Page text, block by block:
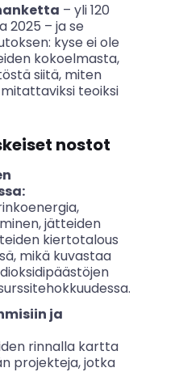
– yli 120
2025 – ja se
kyse ei ole
kokoelmasta,
siitä, miten
teoiksi
nostot
jätteiden
kiertotalous
mikä kuvastaa
ja
rinnalla kartta
projekteja, jotka